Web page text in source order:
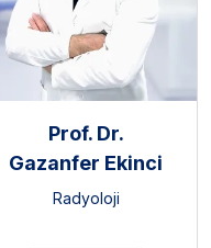
Prof. Dr.
Gazanfer Ekinci
Radyoloji